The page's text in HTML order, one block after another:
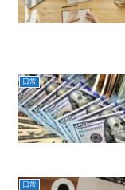
日常
日常